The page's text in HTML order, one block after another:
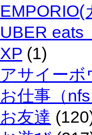
UBER eats
XP (1)
アサイーボ
お仕事（nfs
お友達